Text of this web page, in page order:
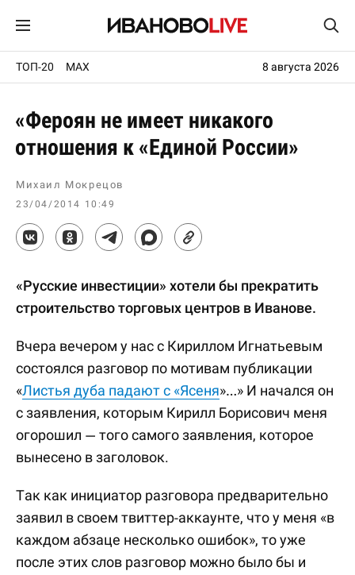
ТОП-20 MAX 8 августа 2026
«Фероян не имеет никакого
отношения к «Единой России»
Михаил Мокрецов
23/04/2014 10:49
«Русские инвестиции» хотели бы прекратить
строительство торговых центров в Иванове.
Вчера вечером у нас с Кириллом Игнатьевым
состоялся разговор по мотивам публикации
«Листья дуба падают с «Ясеня»…» И начался он
с заявления, которым Кирилл Борисович меня
огорошил — того самого заявления, которое
вынесено в заголовок.
Так как инициатор разговора предварительно
заявил в своем твиттер-аккаунте, что у меня «в
каждом абзаце несколько ошибок», то уже
после этих слов разговор можно было бы и